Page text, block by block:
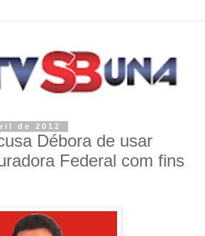
de 2012
Débora de usar
Federal com fins